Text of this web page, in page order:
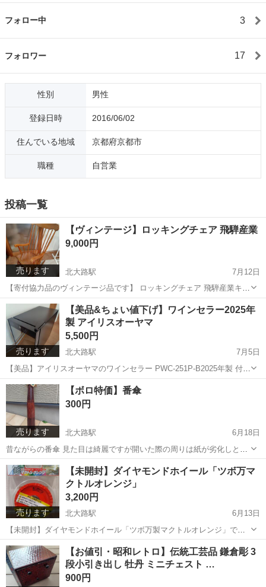
知らせ】 平日の夜19時以降が比較的、ご希望に添えられます お
んで使ってもらいたくて清掃して出しています。 転売目的などは
排除してます。 先にそういう形でお声かけもらえればお譲りもい
たしますので、事前にお声かけ下さい。
フォロー中 3
フォロワー 17
性別 男性
登録日時 2016/06/02
住んでいる地域 京都府京都市
職種 自営業
投稿一覧
売ります
【ヴィンテージ】ロッキングチェア 飛騨産業
9,000円
北大路駅
7月12日
【寄付協力品のヴィンテージ品です】 ロッキングチェア 飛騨産業キツ
ツキ穂高 シールは剥がれてしまっています。独特の形、ろくろ加工か
ら飛騨産業の『穂高（C63）』で間違いなさそうです。 ※特に気にな
るのはニスの劣化によるベタつ...
京都 京都市 北大路駅 椅子 ヴィンテージ
売ります
【美品&ちょい値下げ】ワインセラー2025年
製 アイリスオーヤマ
5,500円
北大路駅
7月5日
【美品】アイリスオーヤマのワインセラー PWC-251P-B2025年製 付属
品 金属棚✕3 説明書 ペルチェ方式を採用しており、庫内容量は25Lで8
本収納可能です。 本体サイズは幅約25.2cm、奥行き約50cm、高さ約
4...
京都 京都市 北大路駅 生活家電
売ります
【ボロ特価】番傘
300円
北大路駅
6月18日
昔ながらの番傘 見た目は綺麗ですが開いた際の周りは紙が劣化しとり
ます。 コスプレ用にどーぞ！(´・ω・｀)
京都 京都市 北大路駅 その他 番傘
売ります
【未開封】ダイヤモンドホイール「ツボ万マ
クトルオレンジ」
3,200円
北大路駅
6月13日
【未開封】ダイヤモンドホイール「ツボ万製マクトルオレンジ」です
鋼板下地の塗膜はがし用です(｀･ω･´)ゞ 2つあるので2つセットなら更
にお安くします。
京都 京都市 北大路駅 その他 ツボ
【お値引・昭和レトロ】伝統工芸品 鎌倉彫 3
段小引き出し 牡丹 ミニチェスト …
900円